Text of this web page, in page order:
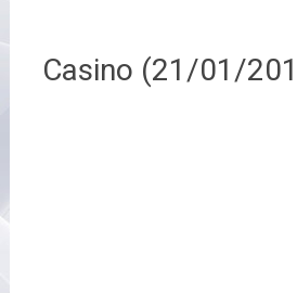
Casino (21/01/